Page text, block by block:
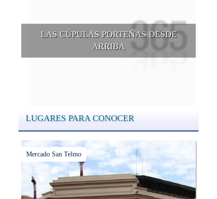
LAS CÚPULAS PORTEÑAS DESDE
ARRIBA
LUGARES PARA CONOCER
Mercado San Telmo